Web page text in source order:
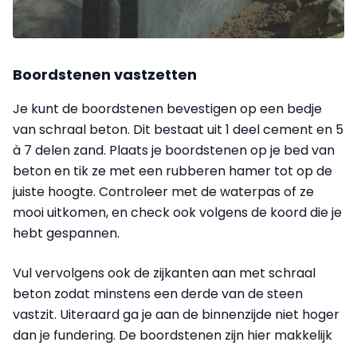
Boordstenen vastzetten
Je kunt de boordstenen bevestigen op een bedje
van schraal beton. Dit bestaat uit 1 deel cement en 5
à 7 delen zand. Plaats je boordstenen op je bed van
beton en tik ze met een rubberen hamer tot op de
juiste hoogte. Controleer met de waterpas of ze
mooi uitkomen, en check ook volgens de koord die je
hebt gespannen.
Vul vervolgens ook de zijkanten aan met schraal
beton zodat minstens een derde van de steen
vastzit. Uiteraard ga je aan de binnenzijde niet hoger
dan je fundering. De boordstenen zijn hier makkelijk